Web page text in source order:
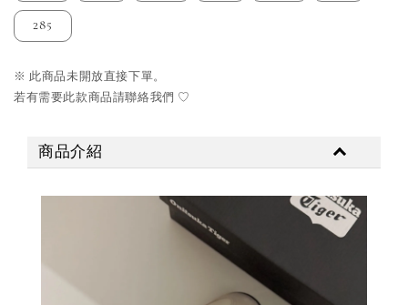
285
※ 此商品未開放直接下單。
若有需要此款商品請聯絡我們 ♡
商品介紹